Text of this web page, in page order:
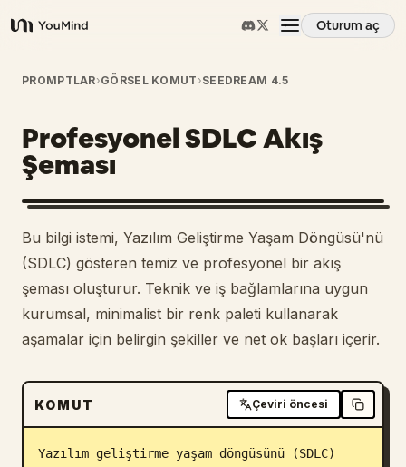
YouMind
Oturum aç
Genel Bakış
Kullanım Senaryoları
Beceriler
İstemler
Fiyatlandırma
Blog
PROMPTLAR›GÖRSEL KOMUT ›SEEDREAM 4.5
Profesyonel SDLC Akış
Şeması
Bu bilgi istemi, Yazılım Geliştirme Yaşam Döngüsü'nü
(SDLC) gösteren temiz ve profesyonel bir akış
şeması oluşturur. Teknik ve iş bağlamlarına uygun
kurumsal, minimalist bir renk paleti kullanarak
aşamalar için belirgin şekiller ve net ok başları içerir.
KOMUT Çeviri öncesi
Yazılım geliştirme yaşam döngüsünü (SDLC)